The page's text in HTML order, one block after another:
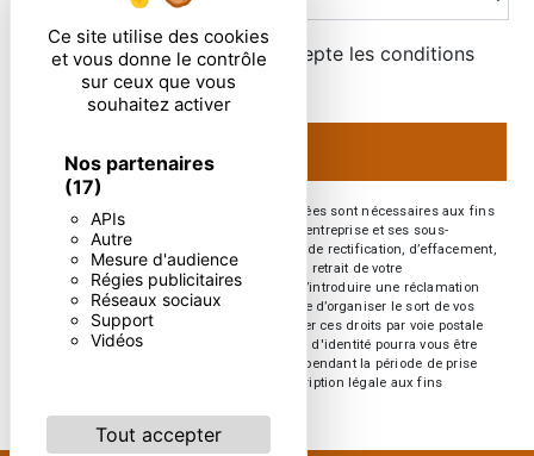
Ce site utilise des cookies
et vous donne le contrôle
sur ceux que vous
souhaitez activer
Nos partenaires
(17)
APIs
Autre
Mesure d'audience
Régies publicitaires
Réseaux sociaux
Support
Vidéos
Tout accepter
En cochant cette case, j'accepte les conditions
particulières ci-dessous **
** Les données personnelles communiquées sont nécessaires aux fins
de vous contacter. Elles sont destinées à l'entreprise et ses sous-
traitants. Vous disposez de droits d’accès, de rectification, d’effacement,
de portabilité, de limitation, d’opposition, de retrait de votre
consentement à tout moment et du droit d’introduire une réclamation
auprès d’une autorité de contrôle, ainsi que d’organiser le sort de vos
données post-mortem. Vous pouvez exercer ces droits par voie postale
ou par courrier électronique. Un justificatif d'identité pourra vous être
demandé. Nous conservons vos données pendant la période de prise
de contact puis pendant la durée de prescription légale aux fins